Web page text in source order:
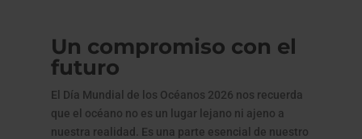
Un compromiso con el
futuro
El Día Mundial de los Océanos 2026 nos recuerda
que el océano no es un lugar lejano ni ajeno a
nuestra realidad. Es una parte esencial de nuestro